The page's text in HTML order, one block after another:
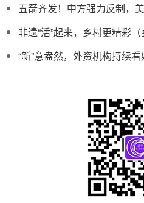
五箭齐发！中方强力反制，
非遗“活”起来，乡村更精彩（
“新”意盎然，外资机构持续